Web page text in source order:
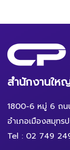
สำนักงานให
1800-6 หมู่ 6 ถน
อำเภอเมืองสมุทร
Tel : 02 749